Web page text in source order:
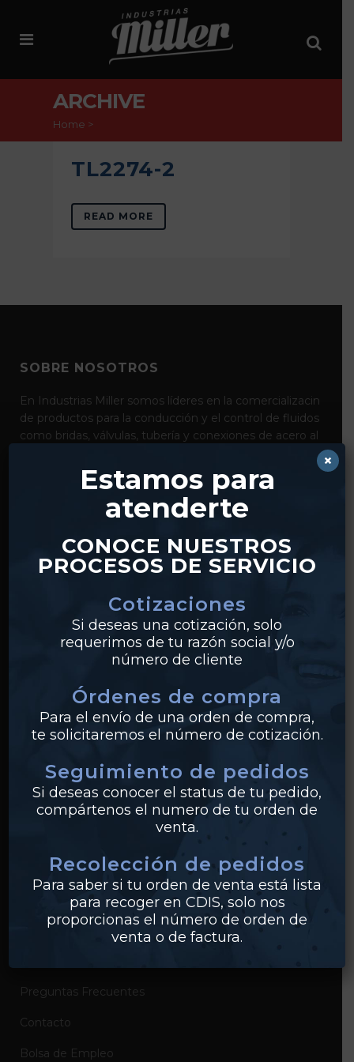
ARCHIVE
Home >
TL2274-2
READ MORE
SOBRE NOSOTROS
En Industrias Miller somos líderes en la comercializacin
de productos para la conducción y el control de fluidos
como bridas, válvulas, tubería y conexiones de acero al
nuestros centros en Monterrey y Guadalajara,
realizamos envíos a clientes en todo México.
PRODUCTOS
Bridas
Conexiones
EMPRESA
Sobre Industrias Miller
Certificados de Productos
Preguntas Frecuentes
Contacto
Bolsa de Empleo
Estamos para
atenderte
CONOCE NUESTROS
PROCESOS DE SERVICIO
Cotizaciones
Si deseas una cotización, solo
requerimos de tu razón social y/o
número de cliente
Órdenes de compra
Para el envío de una orden de compra,
te solicitaremos el número de cotización.
Seguimiento de pedidos
Si deseas conocer el status de tu pedido,
compártenos el numero de tu orden de
venta.
Recolección de pedidos
Para saber si tu orden de venta está lista
para recoger en CDIS, solo nos
proporcionas el número de orden de
venta o de factura.
×